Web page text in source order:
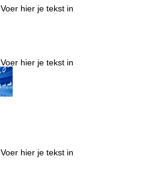
Voer hier je tekst in
Voer hier je tekst in
Voer hier je tekst in